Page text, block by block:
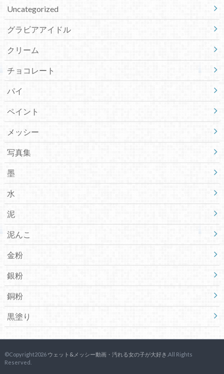
Uncategorized
グラビアアイドル
クリーム
チョコレート
パイ
ペイント
メッシー
写真集
墨
水
泥
泥んこ
金粉
銀粉
銅粉
黒塗り
©Copyright2026 ウェット&メッシー動画・汚れる女の子が大好き .All Rights
Reserved.